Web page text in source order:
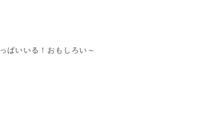
ぱいいる！おもしろい～